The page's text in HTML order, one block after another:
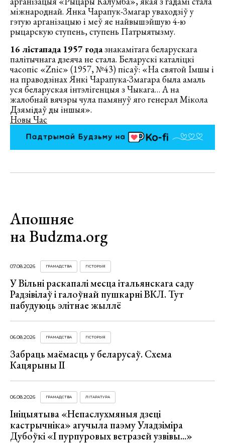
міжнароднай. Янка Чарапук-Змагар уваходзіў у
гэтую арганізацыю і меў яе найвышэйшую 4-ю
рыцарскую ступень, ступень Патрыятызму.
16 лістапада 1957 годазнакамітага беларускага
палітычнага дзеяча не стала. Беларускі каталіцкі
часопіс «Znic» (1957, №43) пісаў: «На святой Імшы і
на праводзінах Янкі Чарапука-Змагара была амаль
уся беларуская інтэлігенцыя з Чыкага… А на
жалобнай вячэры чула памянуў яго генерал Мікола
Дзямідаў ды іншыя».
Новы Час
Апошняе
на Budzma.org
07.08.2026 ГРАМАДСТВА ГІСТОРЫЯ
У Вільні раскапалі месца італьянскага саду
Радзівілаў і галоўнай пушкарні ВКЛ. Тут
пабудуюць элітнае жыллё
06.08.2026 ГРАМАДСТВА ГІСТОРЫЯ
Забраць маёмасць у беларусаў. Схема
Кацярыны ІІ
06.08.2026 ГРАМАДСТВА ЛІТАРАТУРА
Ініцыятыва «Непаслухмяныя дзеці
кастрычніка» агучыла паэму Уладзіміра
Дубоўкі «І пурпуровых ветразей узвівы...»